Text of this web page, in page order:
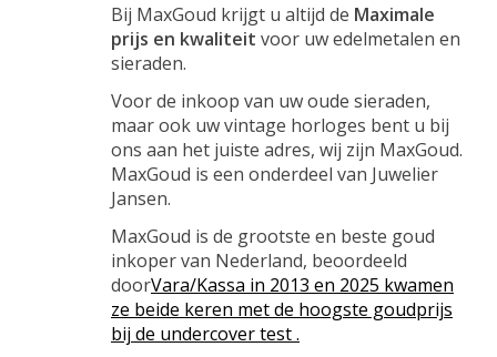
Bij MaxGoud krijgt u altijd de Maximale
prijs en kwaliteit voor uw edelmetalen en
sieraden.
Voor de inkoop van uw oude sieraden,
maar ook uw vintage horloges bent u bij
ons aan het juiste adres, wij zijn MaxGoud.
MaxGoud is een onderdeel van Juwelier
Jansen.
MaxGoud is de grootste en beste goud
inkoper van Nederland, beoordeeld
doorVara/Kassa in 2013 en 2025 kwamen
ze beide keren met de hoogste goudprijs
bij de undercover test .